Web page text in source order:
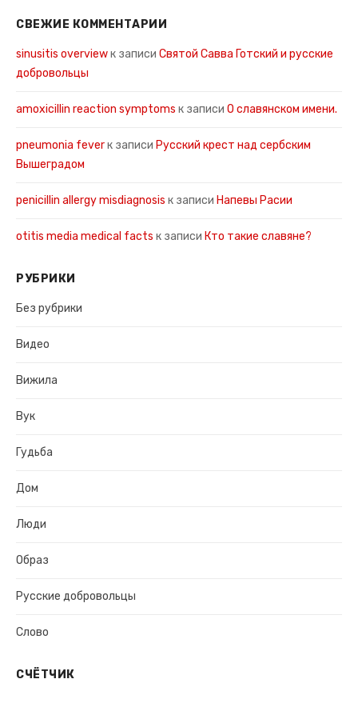
СВЕЖИЕ КОММЕНТАРИИ
sinusitis overviewк записи Святой Савва Готский и русские
добровольцы
amoxicillin reaction symptoms к записи О славянском имени.
pneumonia feverк записи Русский крест над сербским
Вышеградом
penicillin allergy misdiagnosis к записи Напевы Расии
otitis media medical facts к записи Кто такие славяне?
РУБРИКИ
Без рубрики
Видео
Вижила
Вук
Гудьба
Дом
Люди
Образ
Русские добровольцы
Слово
СЧЁТЧИК